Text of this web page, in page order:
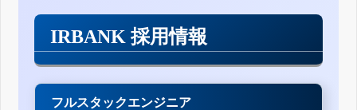
IRBANK 採用情報
フルスタックエンジニア